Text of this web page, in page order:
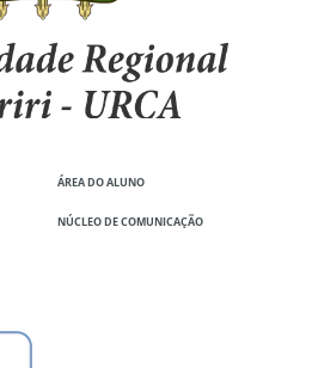
ÁREA DO ALUNO
NÚCLEO DE COMUNICAÇÃO